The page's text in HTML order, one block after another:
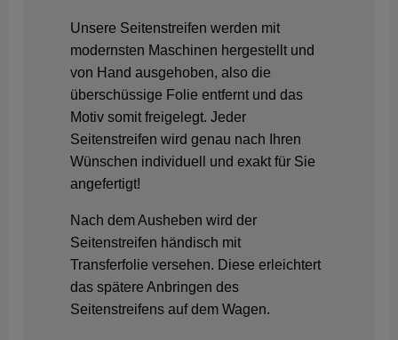
Unsere Seitenstreifen werden mit
modernsten Maschinen hergestellt und
von Hand ausgehoben, also die
überschüssige Folie entfernt und das
Motiv somit freigelegt. Jeder
Seitenstreifen wird genau nach Ihren
Wünschen individuell und exakt für Sie
angefertigt!
Nach dem Ausheben wird der
Seitenstreifen händisch mit
Transferfolie versehen. Diese erleichtert
das spätere Anbringen des
Seitenstreifens auf dem Wagen.